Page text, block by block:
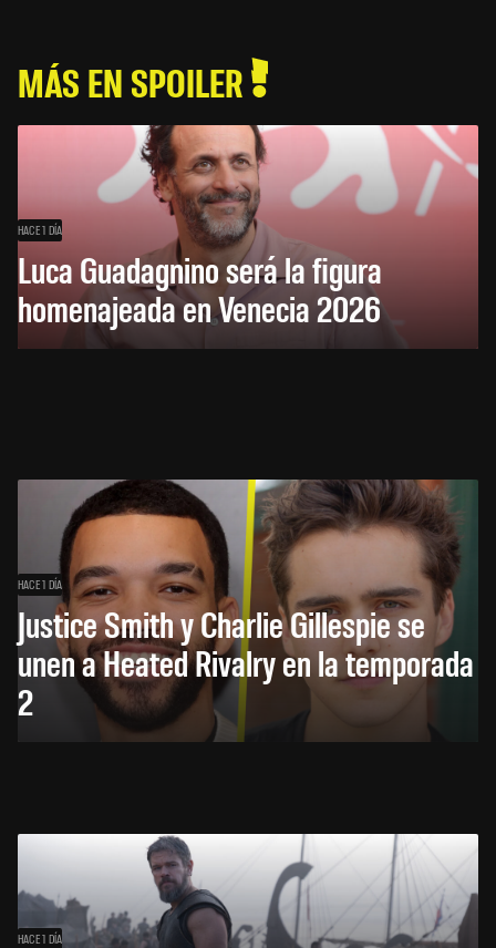
MÁS EN SPOILER
HACE 1 DÍA
Luca Guadagnino será la figura
homenajeada en Venecia 2026
HACE 1 DÍA
Justice Smith y Charlie Gillespie se
unen a Heated Rivalry en la temporada
2
HACE 1 DÍA